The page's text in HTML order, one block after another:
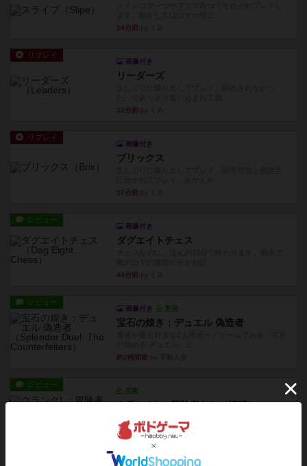
24分前
リプレイ
画像付き
リーダーズ
32分前
リプレイ
画像付き
ブリックス
37分前
レビュー
画像付き
ダグエイトチェス
44分前
レビュー
画像付き 充実
宝石の煌き：デュエル 偽造者
約2時間前
レビュー
充実
クランク! ：冒険者たち（拡張）
クターを使用できるようにな...
約3時間前 by ぽっぽーくるっぽー